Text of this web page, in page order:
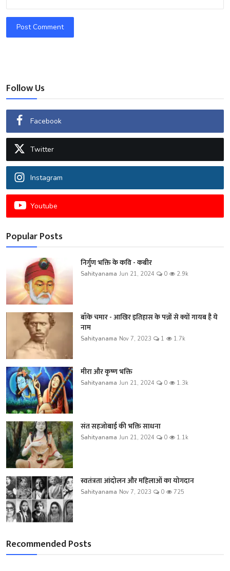
Post Comment
Follow Us
Facebook
Twitter
Instagram
Youtube
Popular Posts
निर्गुण भक्ति के कवि - कबीर
Sahityanama Jun 21, 2024 0 2.9k
बाँके चमार - आखिर इतिहास के पन्नों से क्यों गायब है ये
नाम
Sahityanama Nov 7, 2023 1 1.7k
मीरा और कृष्ण भक्ति
Sahityanama Jun 21, 2024 0 1.3k
संत सहजोबाई की भक्ति साधना
Sahityanama Jun 21, 2024 0 1.1k
स्वतंत्रता आंदोलन और महिलाओं का योगदान
Sahityanama Nov 7, 2023 0 725
Recommended Posts